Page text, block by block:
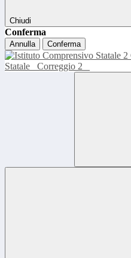
Chiudi
Conferma
Annulla Conferma
Statale
Correggio 2